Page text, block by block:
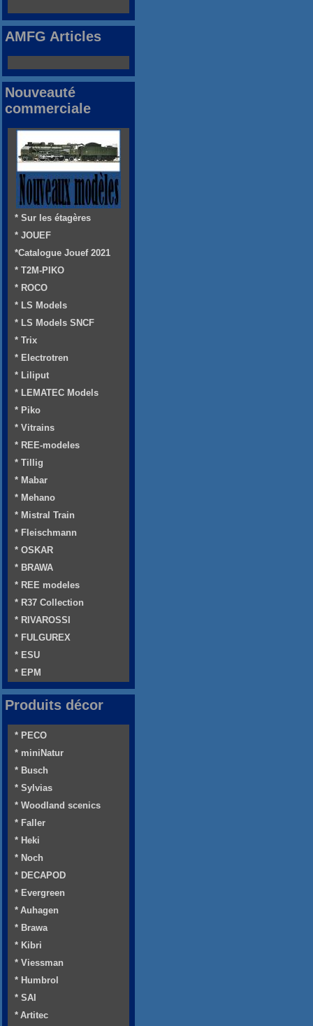
AMFG Articles
Nouveauté
commerciale
* Sur les étagères
* JOUEF
*Catalogue Jouef 2021
* T2M-PIKO
* ROCO
* LS Models
* LS Models SNCF
* Trix
* Electrotren
* Liliput
* LEMATEC Models
* Piko
* Vitrains
* REE-modeles
* Tillig
* Mabar
* Mehano
* Mistral Train
* Fleischmann
* OSKAR
* BRAWA
* REE modeles
* R37 Collection
* RIVAROSSI
* FULGUREX
* ESU
* EPM
Produits décor
* PECO
* miniNatur
* Busch
* Sylvias
* Woodland scenics
* Faller
* Heki
* Noch
* DECAPOD
* Evergreen
* Auhagen
* Brawa
* Kibri
* Viessman
* Humbrol
* SAI
* Artitec